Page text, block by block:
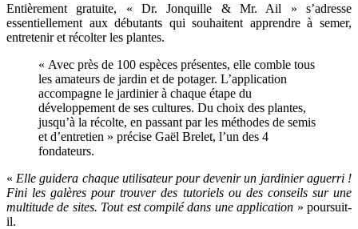
Entièrement gratuite, « Dr. Jonquille & Mr. Ail » s’adresse
essentiellement aux débutants qui souhaitent apprendre à semer,
entretenir et récolter les plantes.
« Avec près de 100 espèces présentes, elle comble tous
les amateurs de jardin et de potager. L’application
accompagne le jardinier à chaque étape du
développement de ses cultures. Du choix des plantes,
jusqu’à la récolte, en passant par les méthodes de semis
et d’entretien » précise Gaël Brelet, l’un des 4
fondateurs.
« Elle guidera chaque utilisateur pour devenir un jardinier aguerri !
Fini les galères pour trouver des tutoriels ou des conseils sur une
multitude de sites. Tout est compilé dans une application » poursuit-
il.